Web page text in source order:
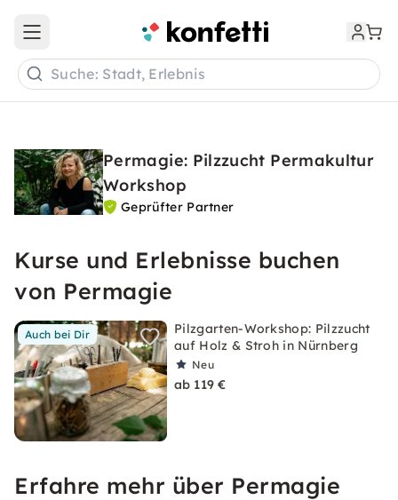
Open main menu
Suche: Stadt, Erlebnis
Permagie: Pilzzucht Permakultur
Workshop
Geprüfter Partner
Kurse und Erlebnisse buchen
von Permagie
Auch bei Dir
Pilzgarten-Workshop: Pilzzucht
auf Holz & Stroh in Nürnberg
Neu
ab 119 €
Erfahre mehr über Permagie